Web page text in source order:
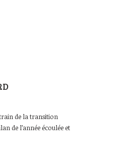
de la transition
de l’année écoulée et